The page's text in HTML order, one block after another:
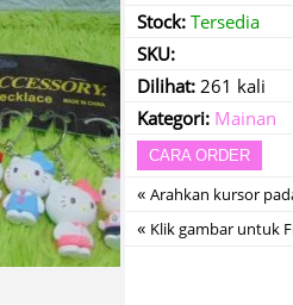
Stock: Tersedia
SKU:
Dilihat: 261 kali
Kategori: Mainan
CARA ORDER
« Arahkan kursor
« Klik gambar untuk